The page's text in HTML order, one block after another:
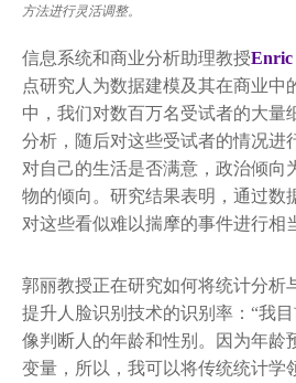
信息系统和商业分析助理教授Enric
点研究人为数据建模及其在商业中
中，我们对数百万名受试者的大量
分析，随后对这些受试者的情况进
对自己的生活是否满意，政治倾向
物的倾向。研究结果表明，通过数
对这些看似难以揣摩的事件进行相
郭丽教授正在研究如何将统计分析
提升人脸识别技术的识别率：“我
像判断人的年龄和性别。因为年龄
变量，所以，我可以将传统统计学